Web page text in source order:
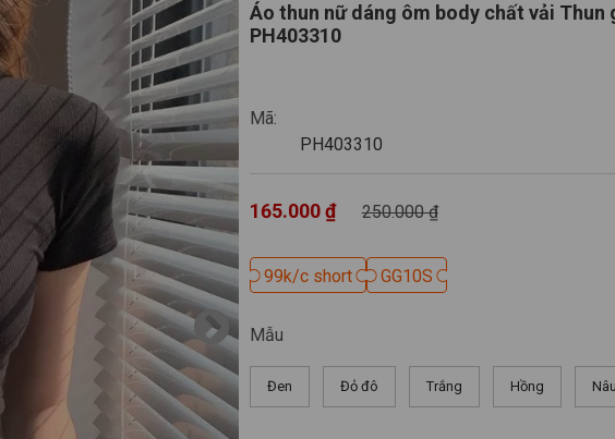
Áo thun nữ dáng ôm body chất vải
PH403310
Mã:
250.000 ₫
165.000 ₫
Mẫu
Đen Đỏ đô Trắng Hồng Nâu
PH403310
99k/c short
99k/c short GG10S
GG10S